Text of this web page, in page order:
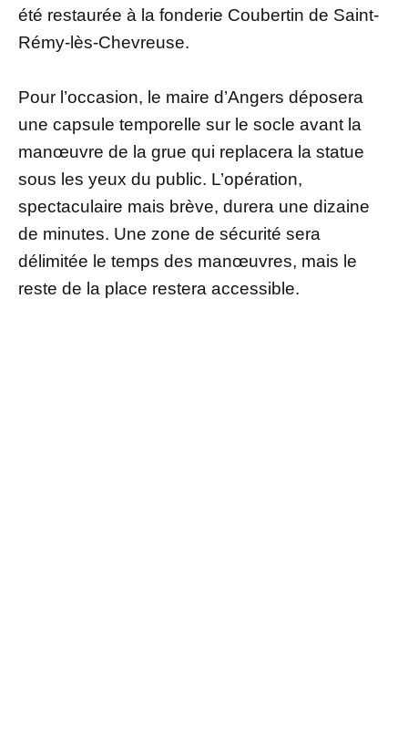
été restaurée à la fonderie Coubertin de Saint-
Rémy-lès-Chevreuse.
Pour l’occasion, le maire d’Angers déposera
une capsule temporelle sur le socle avant la
manœuvre de la grue qui replacera la statue
sous les yeux du public. L’opération,
spectaculaire mais brève, durera une dizaine
de minutes. Une zone de sécurité sera
délimitée le temps des manœuvres, mais le
reste de la place restera accessible.